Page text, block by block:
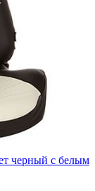
черный с белым